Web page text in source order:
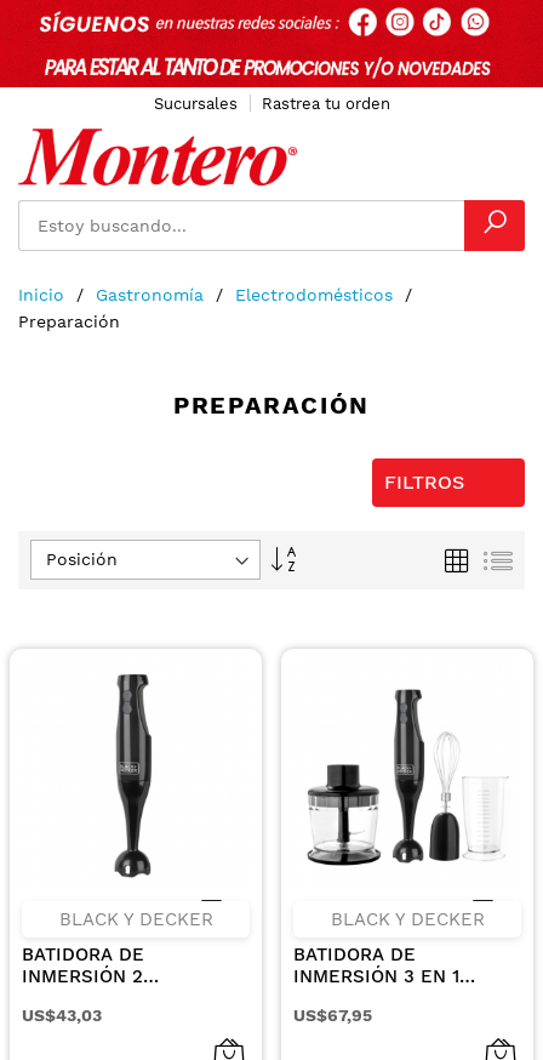
Sucursales Rastrea tu orden
contenido
Inicio Gastronomía
Electrodomésticos
Preparación
PREPARACIÓN
FILTROS
Fijar
Parrilla
BLACK Y DECKER
BATIDORA DE
INMERSIÓN 2
HB2400B
US$43,03
BLACK Y DECKER
BATIDORA DE
INMERSIÓN 3 EN 1
BD-HB2800B
US$67,95